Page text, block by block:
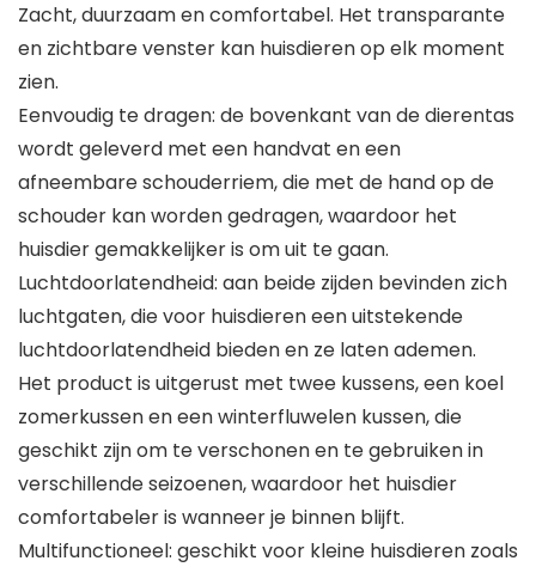
Zacht, duurzaam en comfortabel. Het transparante
en zichtbare venster kan huisdieren op elk moment
zien.
Eenvoudig te dragen: de bovenkant van de dierentas
wordt geleverd met een handvat en een
afneembare schouderriem, die met de hand op de
schouder kan worden gedragen, waardoor het
huisdier gemakkelijker is om uit te gaan.
Luchtdoorlatendheid: aan beide zijden bevinden zich
luchtgaten, die voor huisdieren een uitstekende
luchtdoorlatendheid bieden en ze laten ademen.
Het product is uitgerust met twee kussens, een koel
zomerkussen en een winterfluwelen kussen, die
geschikt zijn om te verschonen en te gebruiken in
verschillende seizoenen, waardoor het huisdier
comfortabeler is wanneer je binnen blijft.
Multifunctioneel: geschikt voor kleine huisdieren zoals